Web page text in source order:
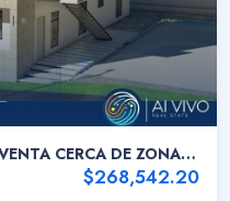
CERCA DE ZONA
$268,542.20